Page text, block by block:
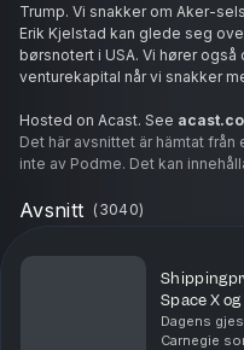
Trump. Vi snakker om Aker-
Erik Kjelstad kan glede seg
børsnotert i USA. Vi hører
venturekapital når vi snakker
Hosted on Acast. See
Det här avsnittet är hämtat
inte av Podme. Det kan
Avsnitt (3040)
Space X
Dagens
Carnegie